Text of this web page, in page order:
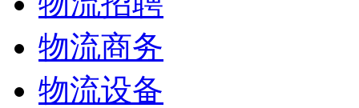
物流商务
物流设备